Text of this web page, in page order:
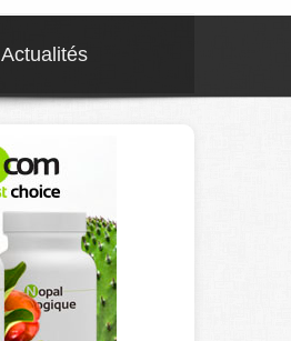
Actualités